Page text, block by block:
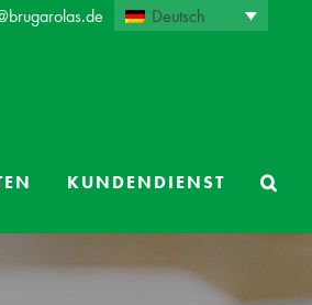
Deutsch
KUNDENDIENST